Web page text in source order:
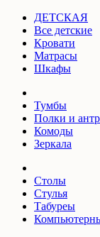
ДЕТСКАЯ
Все детские
Кровати
Матрасы
Шкафы
Тумбы
Полки и
Комоды
Зеркала
Столы
Стулья
Табуреы